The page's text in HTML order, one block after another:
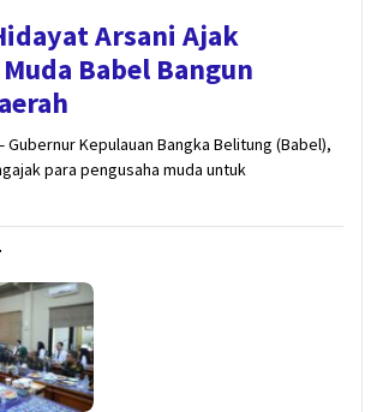
Arsani Ajak
Babel Bangun
Kepulauan Bangka Belitung (Babel),
para pengusaha muda untuk